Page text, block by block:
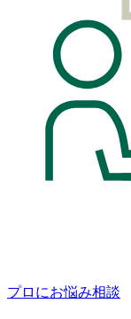
プロにお悩み相談